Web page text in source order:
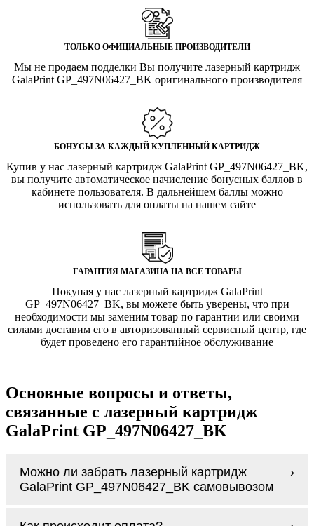
ТОЛЬКО ОФИЦИАЛЬНЫЕ ПРОИЗВОДИТЕЛИ
Мы не продаем подделки Вы получите лазерный картридж
GalaPrint GP_497N06427_BK оригинального производителя
БОНУСЫ ЗА КАЖДЫЙ КУПЛЕННЫЙ КАРТРИДЖ
Купив у нас лазерный картридж GalaPrint GP_497N06427_BK,
вы получите автоматическое начисление бонусных баллов в
кабинете пользователя. В дальнейшем баллы можно
использовать для оплаты на нашем сайте
ГАРАНТИЯ МАГАЗИНА НА ВСЕ ТОВАРЫ
Покупая у нас лазерный картридж GalaPrint
GP_497N06427_BK, вы можете быть уверены, что при
необходимости мы заменим товар по гарантии или своими
силами доставим его в авторизованный сервисный центр, где
будет проведено его гарантийное обслуживание
Основные вопросы и ответы,
связанные с лазерный картридж
GalaPrint GP_497N06427_BK
Можно ли забрать лазерный картридж
GalaPrint GP_497N06427_BK самовывозом